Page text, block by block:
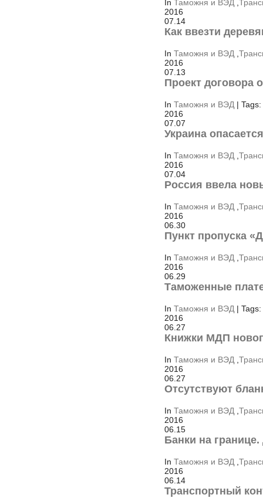
In Таможня и ВЭД
2016
07.14
Как ввезти
In Таможня и ВЭД
2016
07.13
Проект договора
In Таможня и ВЭД | Tags:
2016
07.07
Украина
In Таможня и ВЭД
2016
07.04
Россия ввела
In Таможня и ВЭД
2016
06.30
Пункт пропуска
In Таможня и ВЭД
2016
06.29
Таможенные
In Таможня и ВЭД | Tags:
2016
06.27
Книжки МДП
In Таможня и ВЭД
2016
06.27
Отсутствуют
In Таможня и ВЭД
2016
06.15
Банки на
In Таможня и ВЭД
2016
06.14
Транспортный